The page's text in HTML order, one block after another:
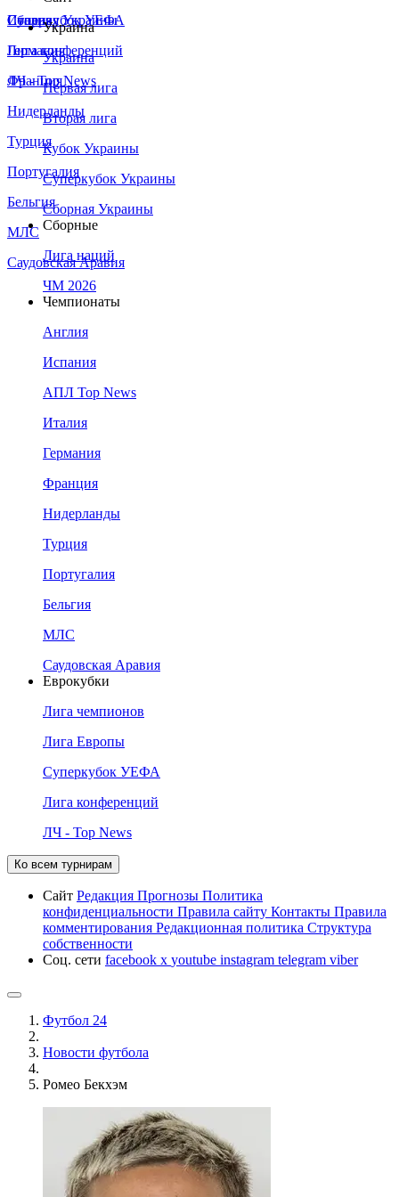
Сборная Украины
Италия
Германия
Франция
Нидерланды
Турция
Португалия
Бельгия
МЛС
Саудовская Аравия
Суперкубок УЕФА
Лига конференций
ЛЧ - Top News
Украина
Украина
Первая лига
Вторая лига
Кубок Украины
Суперкубок Украины
Сборная Украины
Сборные
Лига наций
ЧМ 2026
Чемпионаты
Англия
Испания
АПЛ Top News
Италия
Германия
Франция
Нидерланды
Турция
Португалия
Бельгия
МЛС
Саудовская Аравия
Еврокубки
Лига чемпионов
Лига Европы
Суперкубок УЕФА
Лига конференций
ЛЧ - Top News
Ко всем турнирам
Сайт Редакция Прогнозы Политика
конфиденциальности Правила сайту Контакты Правила
комментирования Редакционная политика Структура
собственности
Соц. сети facebook x youtube instagram telegram viber
Футбол 24
Новости футбола
Ромео Бекхэм